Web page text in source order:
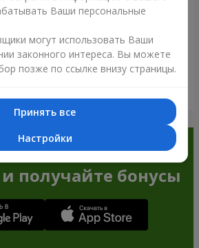
в приложении
получайте бонусы
Ваши персональные
могут использовать Ваши
законного интереса. Вы можете
позже по ссылке внизу страницы.
Принять все
Настройки